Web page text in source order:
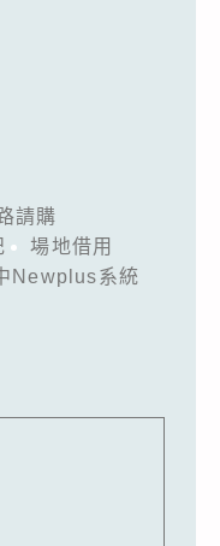
請購
場地借用
Newplus系統